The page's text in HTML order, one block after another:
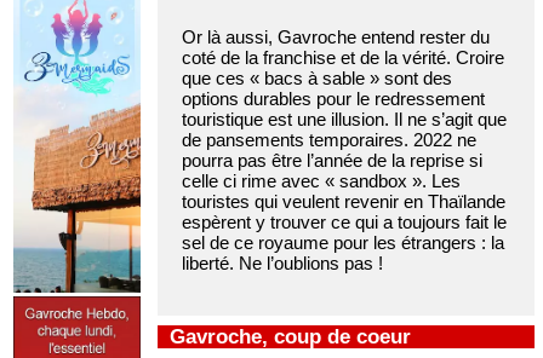
Or là aussi, Gavroche entend rester du
coté de la franchise et de la vérité. Croire
que ces « bacs à sable » sont des
options durables pour le redressement
touristique est une illusion. Il ne s’agit que
de pansements temporaires. 2022 ne
pourra pas être l’année de la reprise si
celle ci rime avec « sandbox ». Les
touristes qui veulent revenir en Thaïlande
espèrent y trouver ce qui a toujours fait le
sel de ce royaume pour les étrangers : la
liberté. Ne l’oublions pas !
Gavroche, coup de coeur